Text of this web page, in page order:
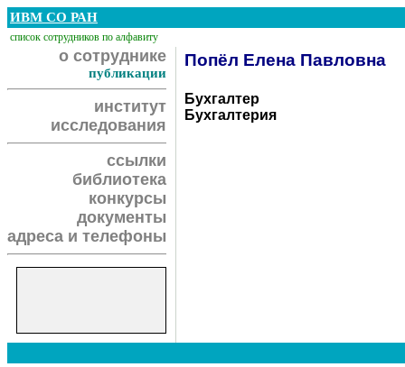
ИВМ СО РАН
список сотрудников по алфавиту
о сотруднике
публикации
институт
исследования
ссылки
библиотека
конкурсы
документы
адреса и телефоны
Попёл Елена Павловна
Бухгалтер
Бухгалтерия